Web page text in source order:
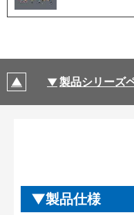
製品シリーズ
製品仕様